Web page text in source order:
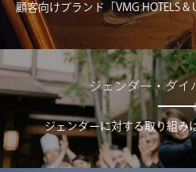
顧客向けブランド「VMG HOTELS &
ジェンダー・ダイ
ジェンダーに対する取り組み